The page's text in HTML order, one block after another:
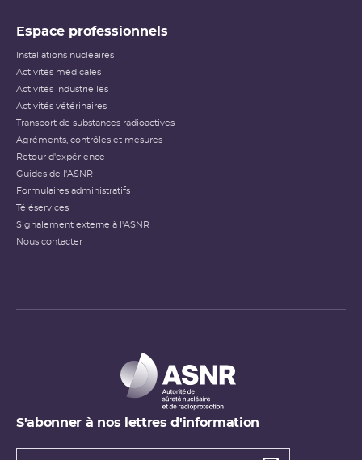
Espace professionnels
Installations nucléaires
Activités médicales
Activités industrielles
Activités vétérinaires
Transport de substances radioactives
Agréments, contrôles et mesures
Retour d'expérience
Guides de l'ASNR
Formulaires administratifs
Téléservices
Signalement externe à l'ASNR
Nous contacter
S'abonner à nos lettres d'information
Types de